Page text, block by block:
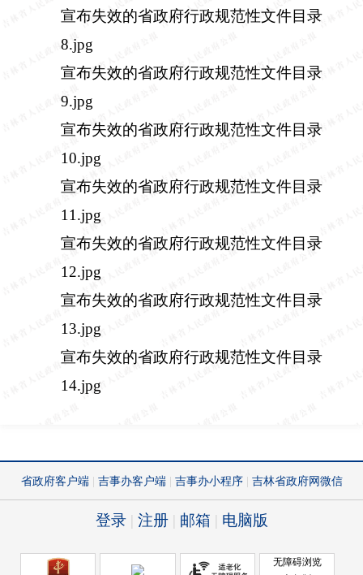
宣布失效的省政府行政规范性文件目录
8.jpg
宣布失效的省政府行政规范性文件目录
9.jpg
宣布失效的省政府行政规范性文件目录
10.jpg
宣布失效的省政府行政规范性文件目录
11.jpg
宣布失效的省政府行政规范性文件目录
12.jpg
宣布失效的省政府行政规范性文件目录
13.jpg
宣布失效的省政府行政规范性文件目录
14.jpg